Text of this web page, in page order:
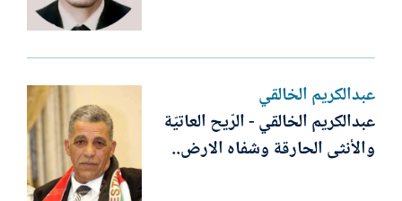
عبدالكريم الخالقي
عبدالكريم الخالقي - الرّيح العاتيّة
والأنثى الحارقة وشفاه الارض..